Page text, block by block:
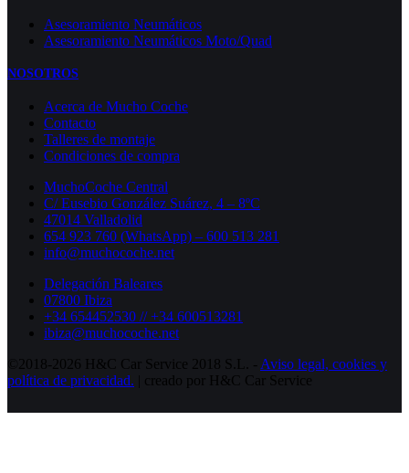
Asesoramiento Neumáticos
Asesoramiento Neumáticos Moto/Quad
NOSOTROS
Acerca de Mucho Coche
Contacto
Talleres de montaje
Condiciones de compra
MuchoCoche Central
C/ Eusebio González Suárez, 4 – 8ºC
47014 Valladolid
654 923 760 (WhatsApp) – 600 513 281
info@muchocoche.net
Delegación Baleares
07800 Ibiza
+34 654452530 // +34 600513281
ibiza@muchocoche.net
©2018-2026 H&C Car Service 2018 S.L. - Aviso legal, cookies y
política de privacidad. | creado por H&C Car Service